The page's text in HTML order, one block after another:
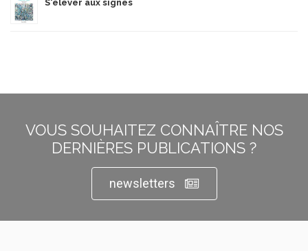
S'élever aux signes
VOUS SOUHAITEZ CONNAÎTRE NOS
DERNIÈRES PUBLICATIONS ?
newsletters